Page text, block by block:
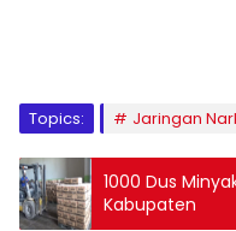
Topics: Jaringan
1000 Dus
Kabupaten